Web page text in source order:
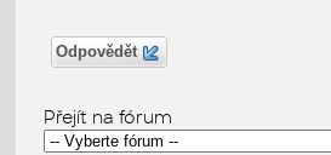
Odpovědět
Přejít na fórum